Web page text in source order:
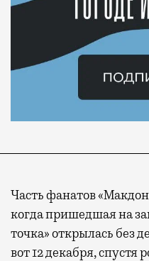
Часть фанатов
когда пришедшая на
точка» открылась без
вот 12 декабря, спустя